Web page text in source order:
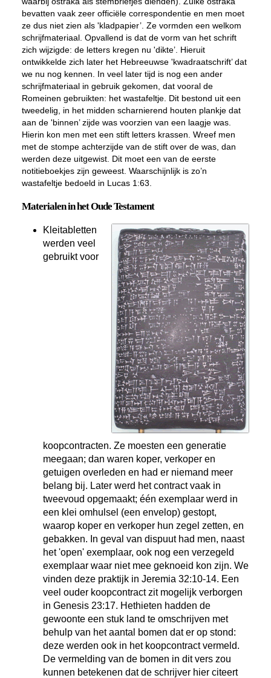
bevatten vaak zeer officiële correspondentie en men moet
ze dus niet zien als 'kladpapier’. Ze vormden een welkom
schrijfmateriaal. Opvallend is dat de vorm van het schrift
zich wijzigde: de letters kregen nu 'dikte’. Hieruit
ontwikkelde zich later het Hebreeuwse 'kwadraatschrift’ dat
we nu nog kennen. In veel later tijd is nog een ander
schrijfmateriaal in gebruik gekomen, dat vooral de
Romeinen gebruikten: het wastafeltje. Dit bestond uit een
tweedelig, in het midden scharnierend houten plankje dat
aan de 'binnen’ zijde was voorzien van een laagje was.
Hierin kon men met een stift letters krassen. Wreef men
met de stompe achterzijde van de stift over de was, dan
werden deze uitgewist. Dit moet een van de eerste
notitieboekjes zijn geweest. Waarschijnlijk is zo’n
wastafeltje bedoeld in Lucas 1:63.
Materialen in het Oude Testament
Kleitabletten
werden veel
gebruikt voor
koopcontracten. Ze moesten een generatie
meegaan; dan waren koper, verkoper en
getuigen overleden en had er niemand meer
belang bij. Later werd het contract vaak in
tweevoud opgemaakt; één exemplaar werd in
een klei omhulsel (een envelop) gestopt,
waarop koper en verkoper hun zegel zetten, en
gebakken. In geval van dispuut had men, naast
het 'open' exemplaar, ook nog een verzegeld
exemplaar waar niet mee geknoeid kon zijn. We
vinden deze praktijk in Jeremia 32:10-14. Een
veel ouder koopcontract zit mogelijk verborgen
in Genesis 23:17. Hethieten hadden de
gewoonte een stuk land te omschrijven met
behulp van het aantal bomen dat er op stond:
deze werden ook in het koopcontract vermeld.
De vermelding van de bomen in dit vers zou
kunnen betekenen dat de schrijver hier citeert